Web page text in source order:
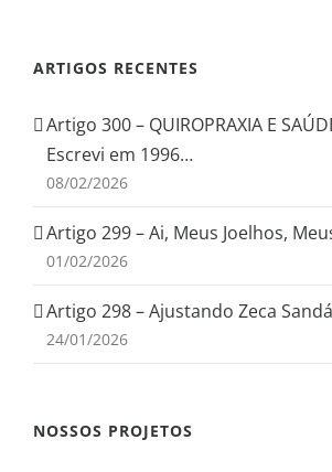
ARTIGOS RECENTES
Artigo 300 – QUIROPRAXIA E
Escrevi em 1996…
08/02/2026
Artigo 299 – Ai, Meus Joelhos,
01/02/2026
Artigo 298 – Ajustando Zeca
24/01/2026
NOSSOS PROJETOS